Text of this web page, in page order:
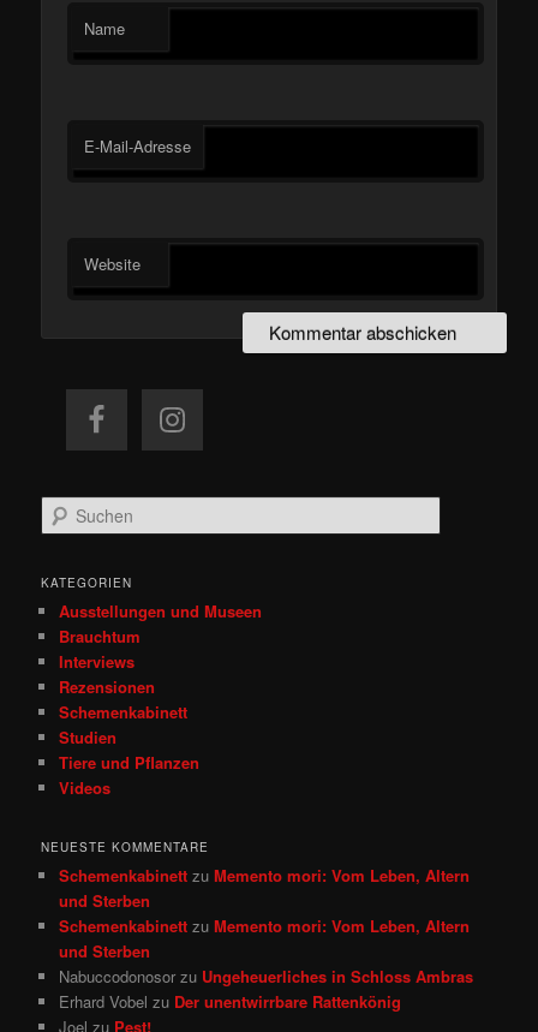
Name
E-Mail-Adresse
Website
u
h
KATEGORIEN
Ausstellungen und Museen
Brauchtum
Interviews
Rezensionen
Schemenkabinett
Studien
Tiere und Pflanzen
Videos
NEUESTE KOMMENTARE
Schemenkabinett zuMemento mori: Vom Leben, Altern
und Sterben
Schemenkabinett zuMemento mori: Vom Leben, Altern
und Sterben
Nabuccodonosor zu Ungeheuerliches in Schloss Ambras
Erhard Vobel zu Der unentwirrbare Rattenkönig
Joel zu Pest!